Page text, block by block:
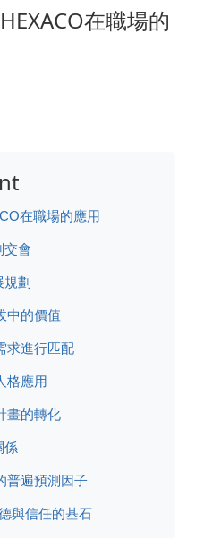
在職場的
在職場的應用
交會
劃
中的價值
求進行匹配
格應用
畫的轉化
係
普遍預測因子
與信任的基石